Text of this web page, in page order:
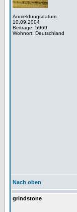
Anmeldungsdatum:
10.09.2004
Beiträge: 5969
Wohnort: Deutschland
Nach oben
grindstone